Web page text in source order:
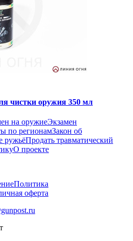
чистки оружия 350 мл
на оружиеЭкзамен
по регионамЗакон об
ружьёПродать травматический
О проекте
Политика
оферта